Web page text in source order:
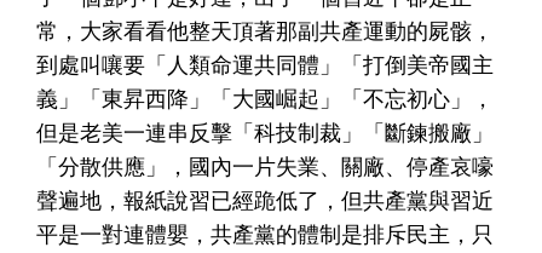
常，大家看看他整天頂著那副共產運動的屍骸，
到處叫嚷要「人類命運共同體」「打倒美帝國主
義」「東昇西降」「大國崛起」「不忘初心」，
但是老美一連串反擊「科技制裁」「斷鍊搬廠」
「分散供應」，國內一片失業、關廠、停產哀嚎
聲遍地，報紙說習已經跪低了，但共產黨與習近
平是一對連體嬰，共產黨的體制是排斥民主，只